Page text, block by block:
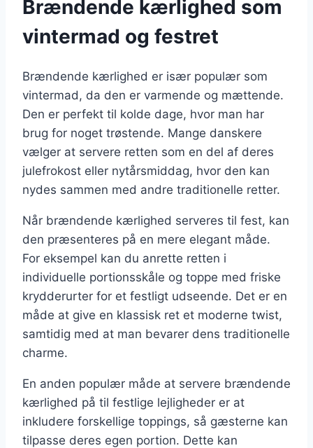
Brændende kærlighed som
vintermad og festret
Brændende kærlighed er især populær som
vintermad, da den er varmende og mættende.
Den er perfekt til kolde dage, hvor man har
brug for noget trøstende. Mange danskere
vælger at servere retten som en del af deres
julefrokost eller nytårsmiddag, hvor den kan
nydes sammen med andre traditionelle retter.
Når brændende kærlighed serveres til fest, kan
den præsenteres på en mere elegant måde.
For eksempel kan du anrette retten i
individuelle portionsskåle og toppe med friske
krydderurter for et festligt udseende. Det er en
måde at give en klassisk ret et moderne twist,
samtidig med at man bevarer dens traditionelle
charme.
En anden populær måde at servere brændende
kærlighed på til festlige lejligheder er at
inkludere forskellige toppings, så gæsterne kan
tilpasse deres egen portion. Dette kan